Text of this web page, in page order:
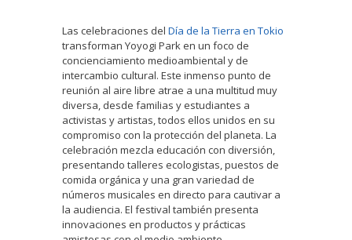
Las celebraciones del Día de la Tierra en Tokio
transforman Yoyogi Park en un foco de
concienciamiento medioambiental y de
intercambio cultural. Este inmenso punto de
reunión al aire libre atrae a una multitud muy
diversa, desde familias y estudiantes a
activistas y artistas, todos ellos unidos en su
compromiso con la protección del planeta. La
celebración mezcla educación con diversión,
presentando talleres ecologistas, puestos de
comida orgánica y una gran variedad de
números musicales en directo para cautivar a
la audiencia. El festival también presenta
innovaciones en productos y prácticas